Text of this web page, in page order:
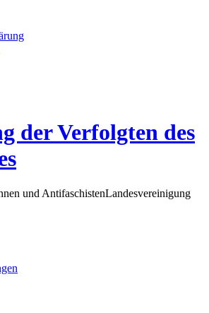
der Verfolgten des
und AntifaschistenLandesvereinigung